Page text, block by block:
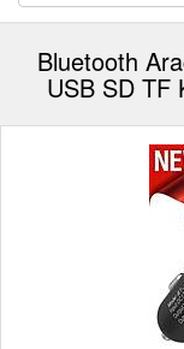
Bluetooth
USB SD TF